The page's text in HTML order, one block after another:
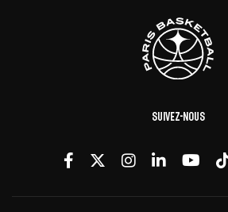
Suivez-nous